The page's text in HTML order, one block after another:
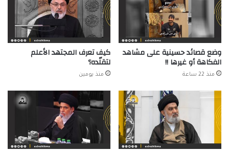
وضع قصائد حسينية على مشاهد
الفكاهة أو غيرها !!
منذ 22 ساعة
كيف تعرف المجتهد الأعلم
لتقلّده؟
منذ يومين